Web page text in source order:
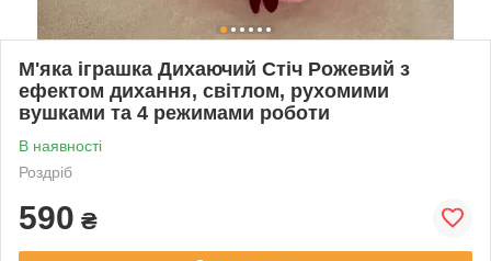
М'яка іграшка Дихаючий Стіч Рожевий з
ефектом дихання, світлом, рухомими
вушками та 4 режимами роботи
В наявності
Роздріб
590 ₴